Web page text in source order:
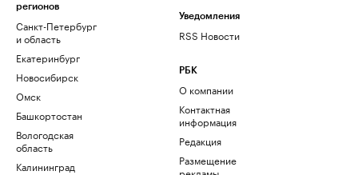
регионов
Санкт-Петербург
и область
Екатеринбург
Новосибирск
Омск
Башкортостан
Вологодская
область
Калининград
Уведомления
RSS Новости
РБК
О компании
Контактная
информация
Редакция
Размещение